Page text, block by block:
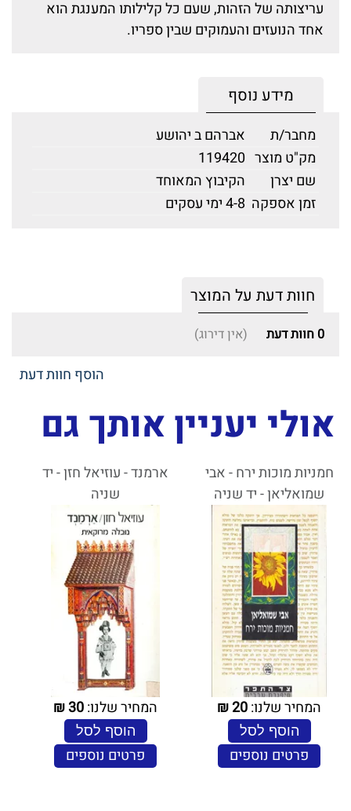
עריצותה של הזהות, שעם כל קלילותו המענגת הוא
אחד הנועזים והעמוקים שבין ספריו.
מידע נוסף
מחבר/ת
אברהם ב יהושע
מק"ט מוצר 119420
שם יצרן
הקיבוץ המאוחד
זמן אספקה 4-8 ימי עסקים
חוות דעת על המוצר
0 חוות דעת (אין דירוג)
הוסף חוות דעת
אולי יעניין אותך גם
חמניות מוכות ירח - אבי
שמואליאן - יד שניה
המחיר שלנו:20
₪
הוסף לסל
פרטים נוספים
ארמנד - עוזיאל חזן - יד
שניה
המחיר שלנו:30
₪
הוסף לסל
פרטים נוספים